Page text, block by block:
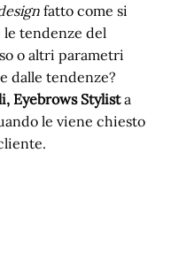
fatto come si
tendenze del
o altri parametri
dalle tendenze?
Eyebrows Stylista
le viene chiesto